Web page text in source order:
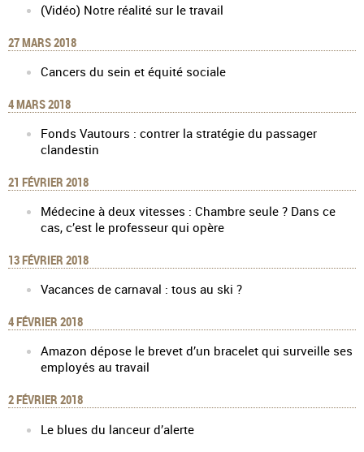
(Vidéo) Notre réalité sur le travail
27 MARS 2018
Cancers du sein et équité sociale
4 MARS 2018
Fonds Vautours : contrer la stratégie du passager
clandestin
21 FÉVRIER 2018
Médecine à deux vitesses : Chambre seule ? Dans ce
cas, c’est le professeur qui opère
13 FÉVRIER 2018
Vacances de carnaval : tous au ski ?
4 FÉVRIER 2018
Amazon dépose le brevet d’un bracelet qui surveille ses
employés au travail
2 FÉVRIER 2018
Le blues du lanceur d’alerte